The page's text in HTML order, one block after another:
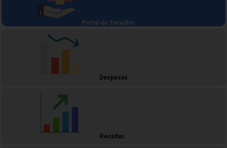
Portal do Servidor
Despesas
Receitas